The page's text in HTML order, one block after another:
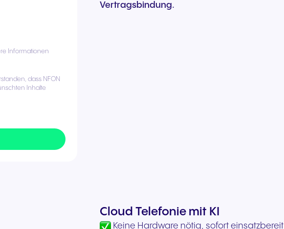
Informationen
dass NFON
Inhalte
Vertragsbindung.
Cloud Telefonie mit KI
Keine Hardware nötig, sofort einsatzbereit